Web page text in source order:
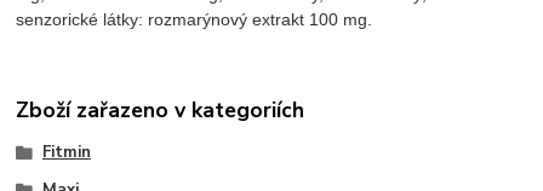
senzorické látky: rozmarýnový extrakt 100 mg.
Zboží zařazeno v kategoriích
Fitmin